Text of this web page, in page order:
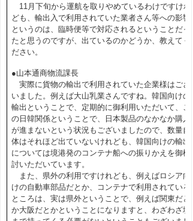
11月下旬から運航を取りやめているわけですけれ
ども、輸出入で利用されていた業者さん等への影響
というのは、臨時便等で対応されるということだっ
たと思うのですが、出ているのかどうか、教えてく
ださい。
●山本通商物流課長
実際に貨物の輸出で利用されていた企業様はござ
いました。例えば大山乳業さんですね。韓国向けの
輸出ということで、定期的に御利用いただいて、こ
の日韓関係ということで、日本製品のなかなか購入
が進まないという状況もございましたので、数量自
体はそれほど出ていないけれども、韓国向けの輸出
については境港発のコンテナ船への振りかえを御検
討いただいています。
また、県外の利用ですけれども、例えばロシア向
けの自動車部品だとか、コンテナで利用されている
ところは、実は県外ということで、例えば関東だと
か大阪だとかということになりますと、わざわざ境